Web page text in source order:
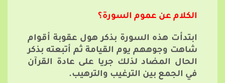
الكلام عن عموم السورة؟
ابتدأت هذه السورة بذكر هول عقوبة أقوام
شاهت وجوههم يوم القيامة ثم أتبعته بذكر
الحال المضاد لذلك جريا على عادة القرآن
في الجمع بين الترغيب والترهيب.